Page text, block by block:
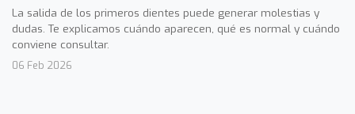
La salida de los primeros dientes puede generar molestias y
dudas. Te explicamos cuándo aparecen, qué es normal y cuándo
conviene consultar.
06 Feb 2026